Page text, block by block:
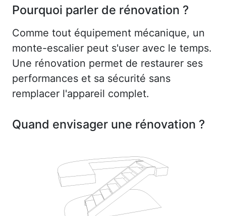
Pourquoi parler de rénovation ?
Comme tout équipement mécanique, un
monte-escalier peut s'user avec le temps.
Une rénovation permet de restaurer ses
performances et sa sécurité sans
remplacer l'appareil complet.
Quand envisager une rénovation ?